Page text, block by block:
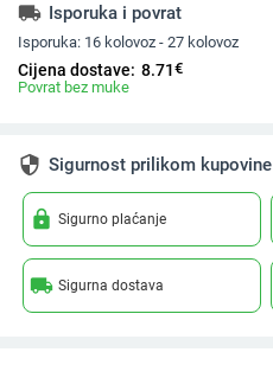
local_shipping Isporuka i povrat
Isporuka: 16 kolovoz - 27 kolovoz
Cijena dostave: 8.71€
Povrat bez muke
security Sigurnost prilikom kupovine
lock Sigurno plaćanje
local_shipping Sigurna dostava